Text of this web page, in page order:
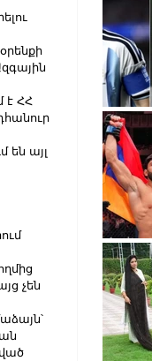
է ՀՀ
են այլ
չեն